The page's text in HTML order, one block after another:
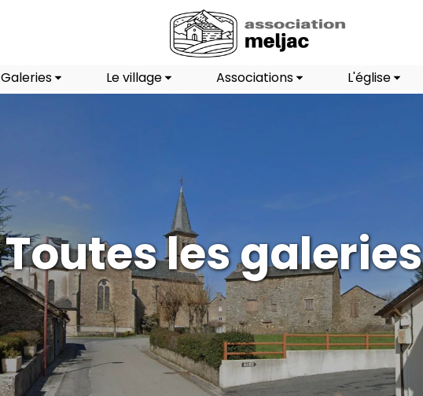
Galeries Le village Associations L'église
Toutes les galeries